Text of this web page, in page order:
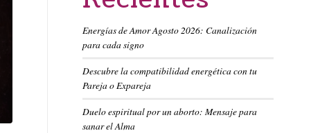
Energías de Amor Agosto 2026: Canalización
para cada signo
Descubre la compatibilidad energética con tu
Pareja o Expareja
Duelo espiritual por un aborto: Mensaje para
sanar el Alma